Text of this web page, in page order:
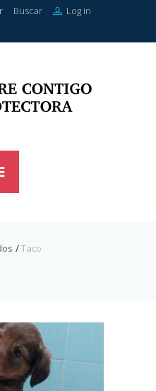
Buscar Log in
Taco